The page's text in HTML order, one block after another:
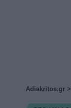
Adiakritos.gr >